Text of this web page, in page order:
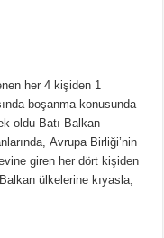
her 4 kişiden 1
boşanma konusunda
oldu Batı Balkan
Avrupa Birliği’nin
giren her dört kişiden
ülkelerine kıyasla,